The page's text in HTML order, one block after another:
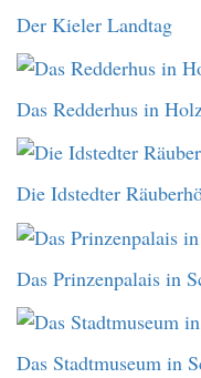
Der Kieler Landtag
Das Redderhus in
Die Idstedter
Das Prinzenpalais in
Das Stadtmuseum in